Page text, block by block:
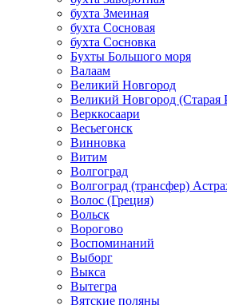
бухта Змеиная
бухта Сосновая
бухта Сосновка
Бухты Большого моря
Валаам
Великий Новгород
Великий Новгород (Старая
Верккосаари
Весьегонск
Винновка
Витим
Волгоград
Волгоград (трансфер)
Волос (Греция)
Вольск
Ворогово
Воспоминаний
Выборг
Выкса
Вытегра
Вятские поляны